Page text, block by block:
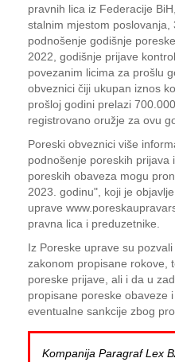
pravnih lica iz Federacije
stalnim mjestom poslovanja,
podnošenje godišnje
2022, godišnje prijave
povezanim licima za prošlu
obveznici čiji ukupan iznos
prošloj godini prelazi
registrovano oružje za ovu
Poreski obveznici više
podnošenje poreskih prijava
poreskih obaveza mogu
2023. godinu", koji je
uprave
pravna lica i preduzetnike.
Iz Poreske uprave su
zakonom propisane rokove,
poreske prijave, ali i da u
propisane poreske obaveze
eventualne sankcije zbog
Kompanija Paragraf Lex